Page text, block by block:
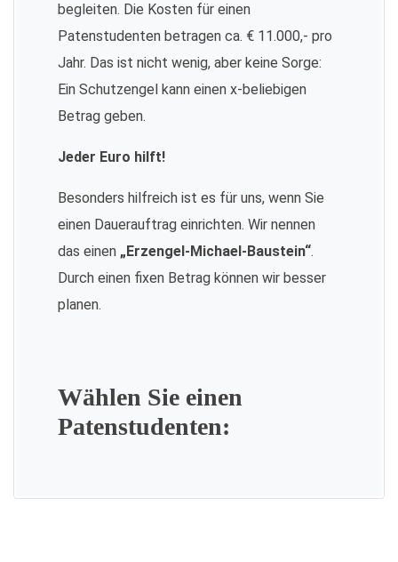
begleiten. Die Kosten für einen
Patenstudenten betragen ca. € 11.000,- pro
Jahr. Das ist nicht wenig, aber keine Sorge:
Ein Schutzengel kann einen x-beliebigen
Betrag geben.
Jeder Euro hilft!
Besonders hilfreich ist es für uns, wenn Sie
einen Dauerauftrag einrichten. Wir nennen
das einen „Erzengel-Michael-Baustein“.
Durch einen fixen Betrag können wir besser
planen.
Wählen Sie einen
Patenstudenten: